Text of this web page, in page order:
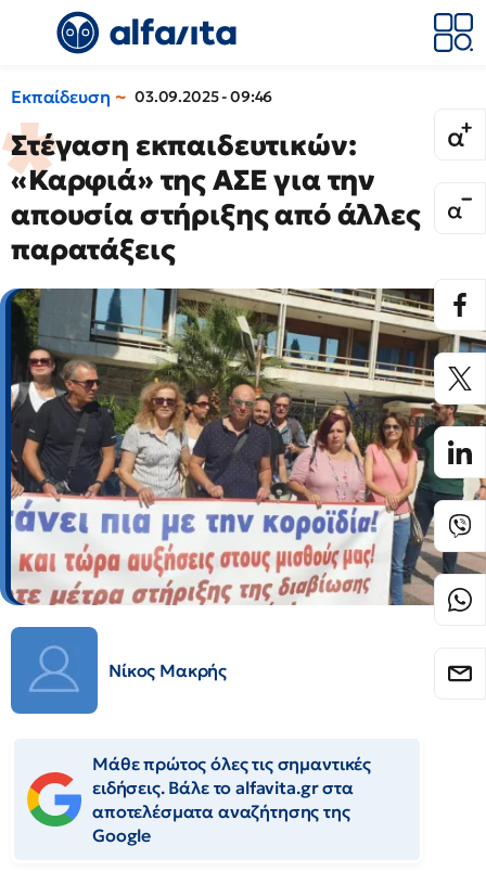
Εκπαίδευση 03.09.2025 - 09:46
Στέγαση εκπαιδευτικών:
«Καρφιά» της ΑΣΕ για την
απουσία στήριξης από άλλες
παρατάξεις
Νίκος Μακρής
Μάθε πρώτος όλες τις σημαντικές
ειδήσεις. Βάλε το alfavita.gr στα
αποτελέσματα αναζήτησης της
Google